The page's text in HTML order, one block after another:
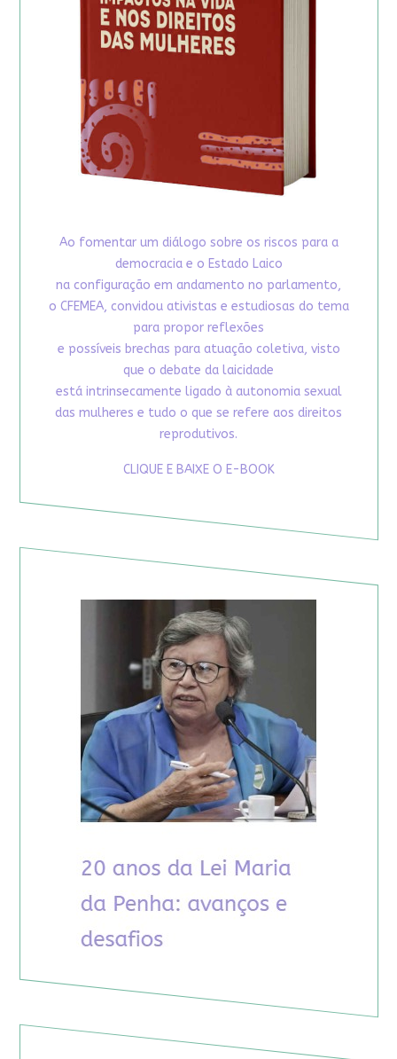
Ao fomentar um diálogo sobre os riscos para a
democracia e o Estado Laico
na configuração em andamento no parlamento,
o CFEMEA, convidou ativistas e estudiosas do tema
para propor reflexões
e possíveis brechas para atuação coletiva, visto
que o debate da laicidade
está intrinsecamente ligado à autonomia sexual
das mulheres e tudo o que se refere aos direitos
reprodutivos.
CLIQUE E BAIXE O E-BOOK